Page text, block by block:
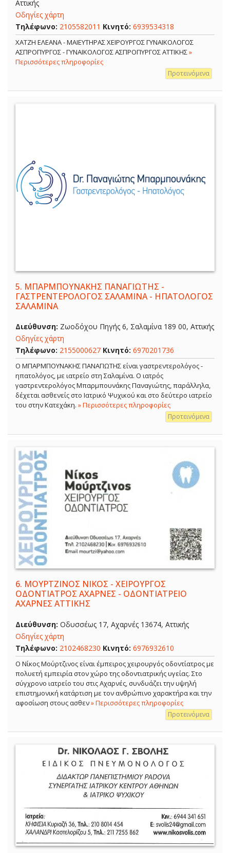
Αττικής
Οδηγίες χάρτη
Τηλέφωνο: 2105582011 Κινητό: 6939534318
ΧΑΤΖΗ ΕΛΕΑΝΑ - ΜΑΙΕΥΤΗΡΑΣ ΧΕΙΡΟΥΡΓΟΣ ΓΥΝΑΙΚΟΛΟΓΟΣ
ΑΣΠΡΟΠΥΡΓΟΣ - ΓΥΝΑΙΚΟΛΟΓΟΣ ΑΣΠΡΟΠΥΡΓΟΣ ΑΤΤΙΚΗΣ»
Περισσότερες πληροφορίες
Προτεινόμενα
5. ΜΠΑΡΜΠΟΥΝΑΚΗΣ ΠΑΝΑΓΙΩΤΗΣ -
ΓΑΣΤΡΕΝΤΕΡΟΛΟΓΟΣ ΣΑΛΑΜΙΝΑ - ΗΠΑΤΟΛΟΓΟΣ
ΣΑΛΑΜΙΝΑ
Διεύθυνση: Ζωοδόχου Πηγής 6, Σαλαμίνα 189 00, Αττικής
Οδηγίες χάρτη
Τηλέφωνο: 2155000627 Κινητό: 6970201736
Ο ΜΠΑΡΜΠΟΥΝΑΚΗΣ ΠΑΝΑΓΙΩΤΗΣ είναι γαστρεντερολόγος -
ηπατολόγος, με ιατρείο στη Σαλαμίνα. Ο ιατρός
γαστρεντερολόγος Μπαρμπουνάκης Παναγιώτης, παράλληλα,
δέχεται ασθενείς στο Ιατρικό Ψυχικού και στο δεύτερο ιατρείο
του στην Κατεχάκη. » Περισσότερες πληροφορίες
Προτεινόμενα
6. ΜΟΥΡΤΖΙΝΟΣ ΝΙΚΟΣ - ΧΕΙΡΟΥΡΓΟΣ
ΟΔΟΝΤΙΑΤΡΟΣ ΑΧΑΡΝΕΣ - ΟΔΟΝΤΙΑΤΡΕΙΟ
ΑΧΑΡΝΕΣ ΑΤΤΙΚΗΣ
Διεύθυνση: Οδυσσέως 17, Αχαρνές 13674, Αττικής
Οδηγίες χάρτη
Τηλέφωνο: 2102468230 Κινητό: 6976932610
Ο Νίκος Μούρτζινος είναι έμπειρος χειρουργός οδοντίατρος με
πολυετή εμπειρία στον χώρο της οδοντιατρικής υγείας. Στο
σύγχρονο ιατρείο του στις Αχαρνές, συνδυάζει την υψηλή
επιστημονική κατάρτιση με τον ανθρώπινο χαρακτήρα και την
αφοσίωση στους ασθεν» Περισσότερες πληροφορίες
Προτεινόμενα